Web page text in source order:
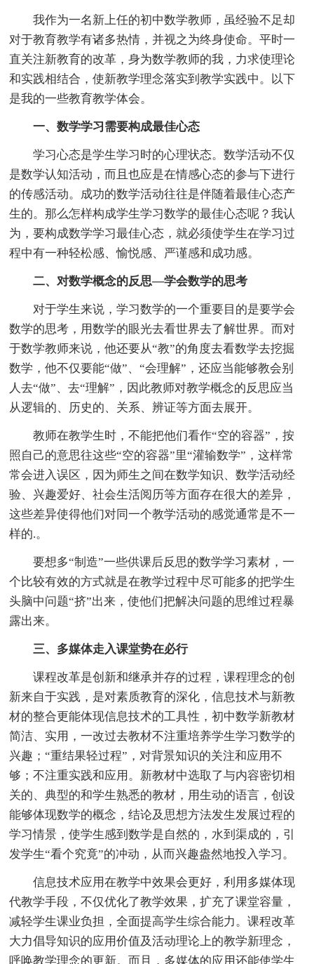
我作为一名新上任的初中数学教师，虽经验不足却
对于教育教学有诸多热情，并视之为终身使命。平时一
直关注新教育的改革，身为数学教师的我，力求使理论
和实践相结合，使新教学理念落实到教学实践中。以下
是我的一些教育教学体会。
一、数学学习需要构成最佳心态
学习心态是学生学习时的心理状态。数学活动不仅
是数学认知活动，而且也应是在情感心态的参与下进行
的传感活动。成功的数学活动往往是伴随着最佳心态产
生的。那么怎样构成学生学习数学的最佳心态呢？我认
为，要构成数学学习最佳心态，就必须使学生在学习过
程中有一种轻松感、愉悦感、严谨感和成功感。
二、对数学概念的反思—学会数学的思考
对于学生来说，学习数学的一个重要目的是要学会
数学的思考，用数学的眼光去看世界去了解世界。而对
于数学教师来说，他还要从“教”的角度去看数学去挖掘
数学，他不仅要能“做”、“会理解”，还应当能够教会别
人去“做”、去“理解”，因此教师对教学概念的反思应当
从逻辑的、历史的、关系、辨证等方面去展开。
教师在教学生时，不能把他们看作“空的容器”，按
照自己的意思往这些“空的容器”里“灌输数学”，这样常
常会进入误区，因为师生之间在数学知识、数学活动经
验、兴趣爱好、社会生活阅历等方面存在很大的差异，
这些差异使得他们对同一个教学活动的感觉通常是不一
样的.。
要想多“制造”一些供课后反思的数学学习素材，一
个比较有效的方式就是在教学过程中尽可能多的把学生
头脑中问题“挤”出来，使他们把解决问题的思维过程暴
露出来。
三、多媒体走入课堂势在必行
课程改革是创新和继承并存的过程，课程理念的创
新来自于实践，是对素质教育的深化，信息技术与新教
材的整合更能体现信息技术的工具性，初中数学新教材
简洁、实用，一改过去教材不注重培养学生学习数学的
兴趣；“重结果轻过程”，对背景知识的关注和应用不
够；不注重实践和应用。新教材中选取了与内容密切相
关的、典型的和学生熟悉的教材，用生动的语言，创设
能够体现数学的概念，结论及思想方法发生发展过程的
学习情景，使学生感到数学是自然的，水到渠成的，引
发学生“看个究竟”的冲动，从而兴趣盎然地投入学习。
信息技术应用在教学中效果会更好，利用多媒体现
代教学手段，不仅优化了教学效果，扩充了课堂容量，
减轻学生课业负担，全面提高学生综合能力。课程改革
大力倡导知识的应用价值及活动理论上的教学新理念，
呼唤教学理念的更新。而且，多媒体的应用还能使学生